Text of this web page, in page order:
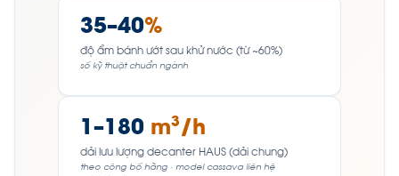
35–40%
độ ẩm bánh ướt sau khử nước (từ ~60%)
số kỹ thuật chuẩn ngành
1–180 m³/h
dải lưu lượng decanter HAUS (dải chung)
theo công bố hãng · model cassava liên hệ